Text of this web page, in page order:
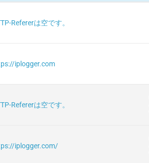
Refererは空です。
iplogger.com
Refererは空です。
iplogger.com/